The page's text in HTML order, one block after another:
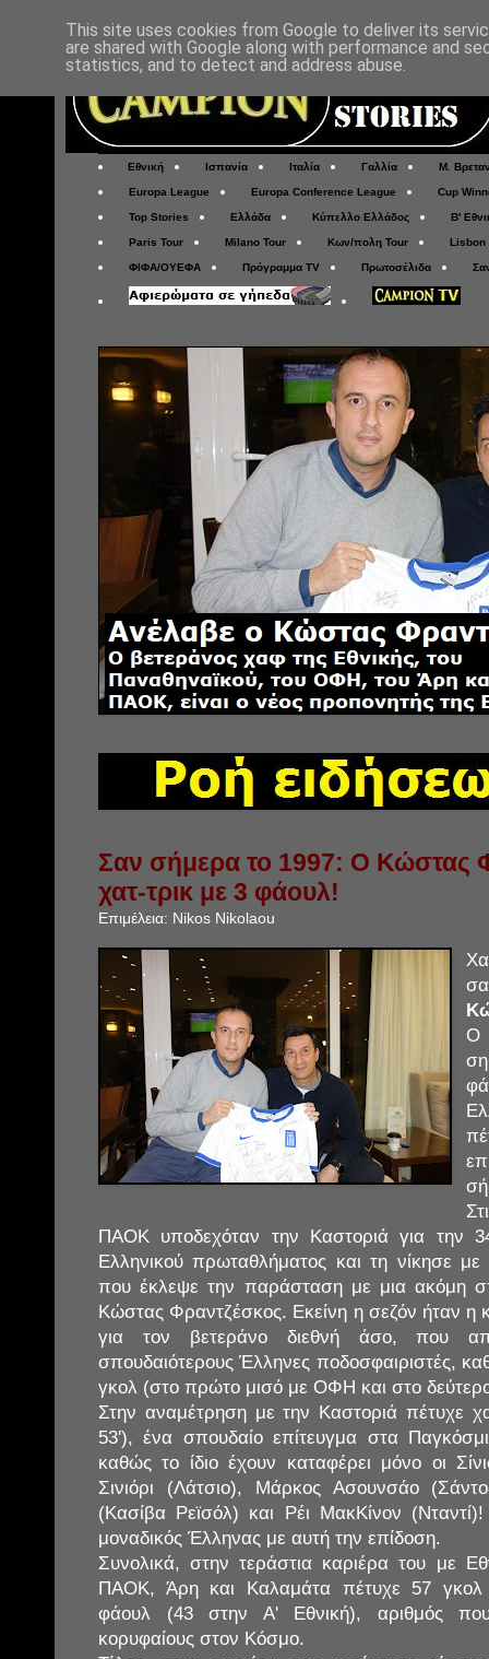
Εθνική Ισπανία Ιταλία Γαλλία Μ.
Europa League Europa Conference League Cup
Top Stories Ελλάδα Κύπελλο Ελλάδος Β'
Paris Tour Milano Tour Κων/πολη Tour Lisbon
ΦΙΦΑ/ΟΥΕΦΑ Πρόγραμμα TV Πρωτοσέλιδα
Σαν σήμερα το 1997: Ο Κώστας
χατ-τρικ με 3 φάουλ!
Επιμέλεια: Nikos Nikolaou
Ο
ΠΑΟΚ υποδεχόταν την Καστοριά για την
Ελληνικού πρωταθλήματος και τη νίκησε
που έκλεψε την παράσταση με μια ακόμη
Κώστας Φραντζέσκος. Εκείνη η σεζόν ήταν η
για τον βετεράνο διεθνή άσο, που
σπουδαιότερους Έλληνες ποδοσφαιριστές,
γκολ (στο πρώτο μισό με ΟΦΗ και στο
Στην αναμέτρηση με την Καστοριά πέτυχε
53'), ένα σπουδαίο επίτευγμα στα
καθώς το ίδιο έχουν καταφέρει μόνο οι
Σινιόρι (Λάτσιο), Μάρκος Ασουνσάο
(Κασίβα Ρεϊσόλ) και Ρέι ΜακΚίνον (Νταντί)!
μοναδικός Έλληνας με αυτή την επίδοση.
Συνολικά, στην τεράστια καριέρα του με
ΠΑΟΚ, Άρη και Καλαμάτα πέτυχε 57 γκολ
φάουλ (43 στην Α' Εθνική), αριθμός
κορυφαίους στον Κόσμο.
This site uses cookies from Google to deliver its
are shared with Google along with performance and
statistics, and to detect and address abuse.